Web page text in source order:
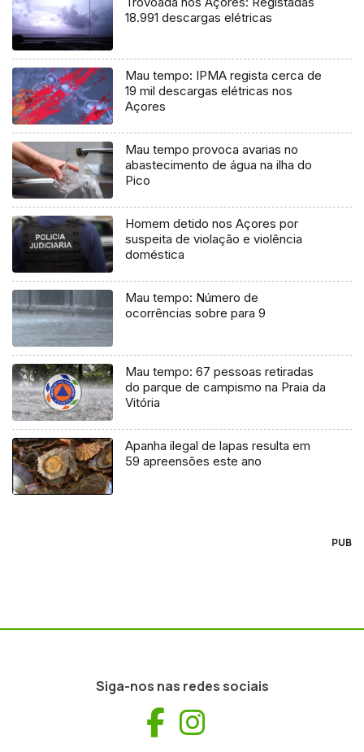
18.991 descargas elétricas
Mau tempo: IPMA regista cerca de
19 mil descargas elétricas nos
Açores
Mau tempo provoca avarias no
abastecimento de água na ilha do
Pico
Homem detido nos Açores por
suspeita de violação e violência
doméstica
Mau tempo: Número de
ocorrências sobre para 9
Mau tempo: 67 pessoas retiradas
do parque de campismo na Praia da
Vitória
Apanha ilegal de lapas resulta em
59 apreensões este ano
PUB
Siga-nos nas redes sociais
Facebook